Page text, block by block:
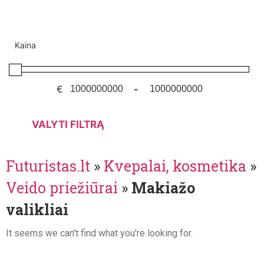
Kaina
€ -
VALYTI FILTRĄ
Futuristas.lt » Kvepalai, kosmetika »
Veido priežiūrai » Makiažo
valikliai
It seems we can't find what you're looking for.